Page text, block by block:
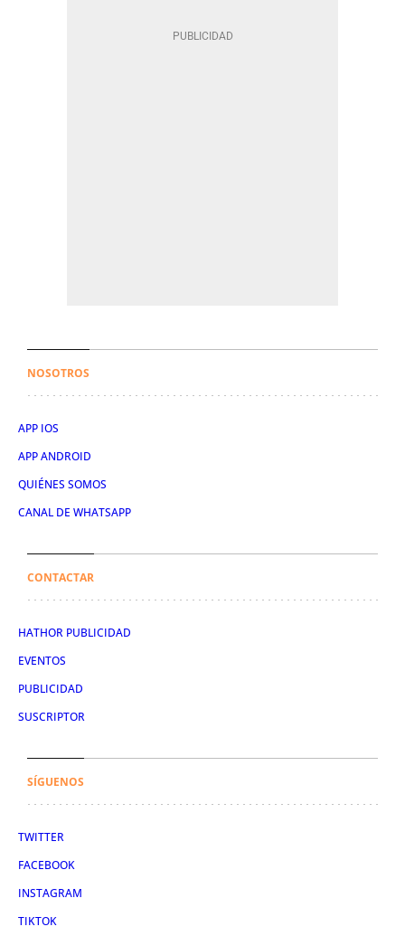
NOSOTROS
APP IOS
APP ANDROID
QUIÉNES SOMOS
CANAL DE WHATSAPP
CONTACTAR
HATHOR PUBLICIDAD
EVENTOS
PUBLICIDAD
SUSCRIPTOR
SÍGUENOS
TWITTER
FACEBOOK
INSTAGRAM
TIKTOK